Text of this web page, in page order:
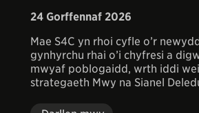
24 Gorffennaf 2026
Mae S4C yn rhoi cyfle o’r
gynhyrchu rhai o’i chyfresi a
mwyaf poblogaidd, wrth iddi
strategaeth Mwy na Sianel